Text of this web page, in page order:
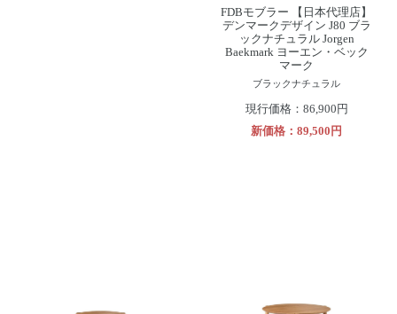
FDBモブラー 【日本代理店】
デンマークデザイン J80 ブラ
ックナチュラル Jorgen
Baekmark ヨーエン・ベック
マーク
ブラックナチュラル
現行価格：86,900円
新価格：89,500円